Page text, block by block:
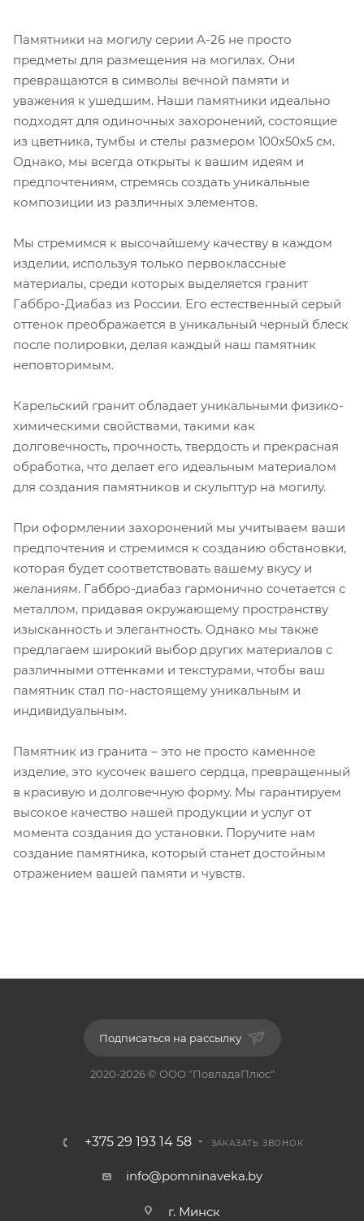
Памятники на могилу серии A-26 не просто
предметы для размещения на могилах. Они
превращаются в символы вечной памяти и
уважения к ушедшим. Наши памятники идеально
подходят для одиночных захоронений, состоящие
из цветника, тумбы и стелы размером 100х50х5 см.
Однако, мы всегда открыты к вашим идеям и
предпочтениям, стремясь создать уникальные
композиции из различных элементов.
Мы стремимся к высочайшему качеству в каждом
изделии, используя только первоклассные
материалы, среди которых выделяется гранит
Габбро-Диабаз из России. Его естественный серый
оттенок преображается в уникальный черный блеск
после полировки, делая каждый наш памятник
неповторимым.
Карельский гранит обладает уникальными физико-
химическими свойствами, такими как
долговечность, прочность, твердость и прекрасная
обработка, что делает его идеальным материалом
для создания памятников и скульптур на могилу.
При оформлении захоронений мы учитываем ваши
предпочтения и стремимся к созданию обстановки,
которая будет соответствовать вашему вкусу и
желаниям. Габбро-диабаз гармонично сочетается с
металлом, придавая окружающему пространству
изысканность и элегантность. Однако мы также
предлагаем широкий выбор других материалов с
различными оттенками и текстурами, чтобы ваш
памятник стал по-настоящему уникальным и
индивидуальным.
Памятник из гранита – это не просто каменное
изделие, это кусочек вашего сердца, превращенный
в красивую и долговечную форму. Мы гарантируем
высокое качество нашей продукции и услуг от
момента создания до установки. Поручите нам
создание памятника, который станет достойным
отражением вашей памяти и чувств.
Подписаться на рассылку
2020-2026 © ООО "ПовладаПлюс"
+375 29 193 14 58 ЗАКАЗАТЬ ЗВОНОК
info@pomninaveka.by
г. Минск